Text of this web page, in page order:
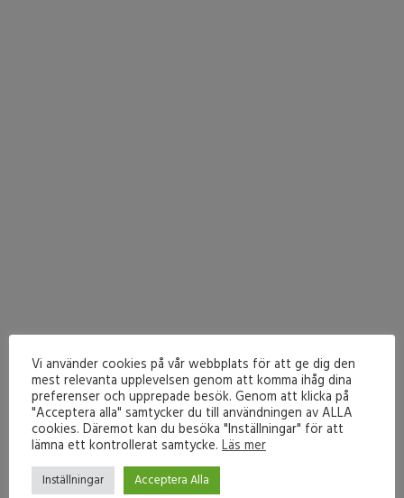
Vi använder cookies på vår webbplats för att ge dig den
mest relevanta upplevelsen genom att komma ihåg dina
preferenser och upprepade besök. Genom att klicka på
"Acceptera alla" samtycker du till användningen av ALLA
cookies. Däremot kan du besöka "Inställningar" för att
lämna ett kontrollerat samtycke. Läs mer
Inställningar Acceptera Alla